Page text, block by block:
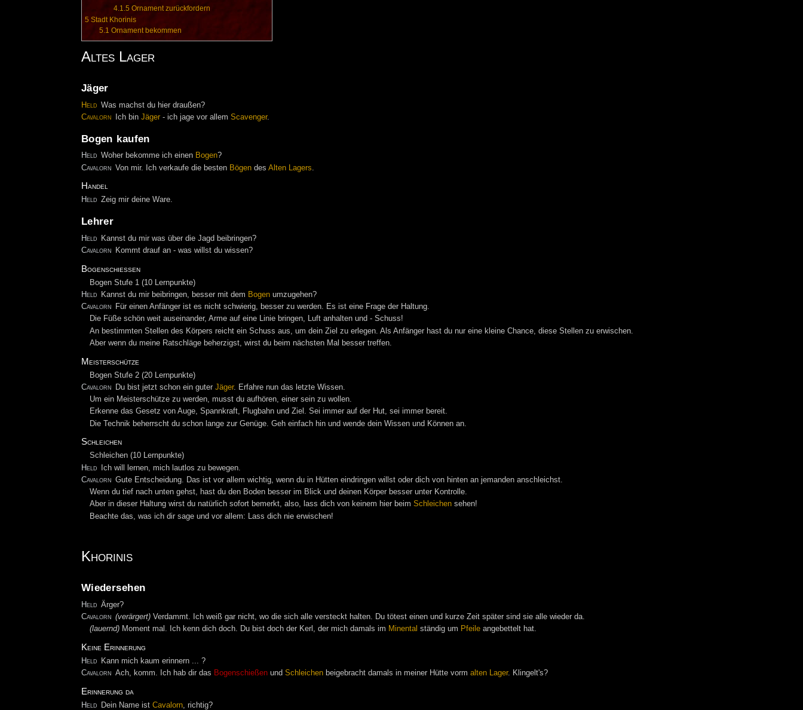
4.1.5 Ornament zurückfordern
5 Stadt Khorinis
5.1 Ornament bekommen
Altes Lager
Jäger
Held Was machst du hier draußen?
Cavalorn
Ich binJäger - ich jage vor allemScavenger.
Bogen kaufen
Held Woher bekomme ich einen Bogen?
Cavalorn Von mir. Ich verkaufe die besten Bögen desAlten Lagers
Handel
Held Zeig mir deine Ware.
Lehrer
Held
Kannst du mir was über die Jagd beibringen?
Cavalorn
Kommt drauf an - was willst du wissen?
Bogenschießen
Bogen Stufe 1 (10 Lernpunkte)
Held
Kannst du mir beibringen, besser mit dem Bogen umzugehen?
Cavalorn
Für einen Anfänger ist es nicht schwierig, besser zu werden. Es ist eine Frage der Haltung.
Die Füße schön weit auseinander, Arme auf eine Linie bringen, Luft anhalten und - Schuss!
An bestimmten Stellen des Körpers reicht ein Schuss aus, um dein Ziel zu erlegen. Als Anfänger hast du nur eine kleine Chance, diese Stellen zu erwischen.
Aber wenn du meine Ratschläge beherzigst, wirst du beim nächsten Mal besser treffen.
Meisterschütze
Bogen Stufe 2 (20 Lernpunkte)
Cavalorn
Du bist jetzt schon ein guterJäger. Erfahre nun das letzte Wissen.
Um ein Meisterschütze zu werden, musst du aufhören, einer sein zu wollen.
Erkenne das Gesetz von Auge, Spannkraft, Flugbahn und Ziel. Sei immer auf der Hut, sei immer bereit.
Die Technik beherrscht du schon lange zur Genüge. Geh einfach hin und wende dein Wissen und Können an.
Schleichen
Schleichen (10 Lernpunkte)
Held
Ich will lernen, mich lautlos zu bewegen.
Cavalorn Gute Entscheidung. Das ist vor allem wichtig, wenn du in Hütten eindringen willst oder dich von hinten an jemanden anschleichst.
Wenn du tief nach unten gehst, hast du den Boden besser im Blick und deinen Körper besser unter Kontrolle.
Aber in dieser Haltung wirst du natürlich sofort bemerkt, also, lass dich von keinem hier beim Schleichensehen!
Beachte das, was ich dir sage und vor allem: Lass dich nie erwischen!
Khorinis
Wiedersehen
Held Ärger?
Cavalorn (verärgert) Verdammt. Ich weiß gar nicht, wo die sich alle versteckt halten. Du tötest einen und kurze Zeit später sind sie alle wieder da.
(lauernd)Moment mal. Ich kenn dich doch. Du bist doch der Kerl, der mich damals im Minental ständig um Pfeileangebettelt hat.
Keine Erinnerung
Held
Kann mich kaum erinnern ... ?
Cavalorn Ach, komm. Ich hab dir das Bogenschießen undSchleichen beigebracht damals in meiner Hütte vormalten Lager. Klingelt's?
Erinnerung da
Held Dein Name istCavalorn , richtig?